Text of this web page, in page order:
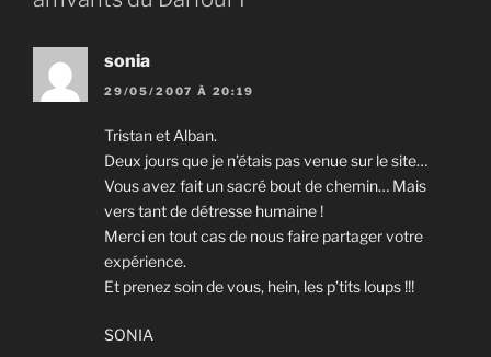
sonia
29/05/2007 À 20:19
Tristan et Alban.
Deux jours que je n’étais pas venue sur le site…
Vous avez fait un sacré bout de chemin… Mais
vers tant de détresse humaine !
Merci en tout cas de nous faire partager votre
expérience.
Et prenez soin de vous, hein, les p’tits loups !!!
SONIA